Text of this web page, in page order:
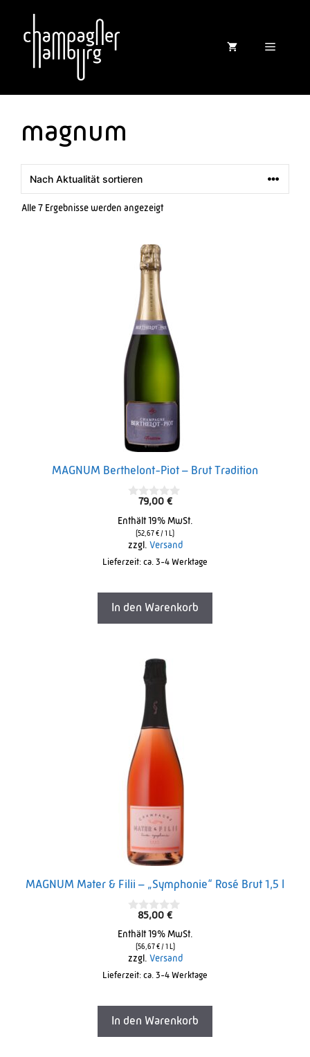
springen
Menü
magnum
Alle 7 Ergebnisse werden angezeigtNach
MAGNUM Berthelont-Piot – Brut Tradition
o
u
o
5
79,00 €
Enthält 19% MwSt.
52,67 € / 1 L)
zzgl. Versand
Lieferzeit: ca. 3-4 Werktage
In den Warenkorb
MAGNUM Mater & Filii – „Symphonie“ Rosé Brut 1,5 l
o
u
o
5
85,00 €
Enthält 19% MwSt.
56,67 €/ 1 L)
zzgl. Versand
Lieferzeit: ca. 3-4 Werktage
In den Warenkorb